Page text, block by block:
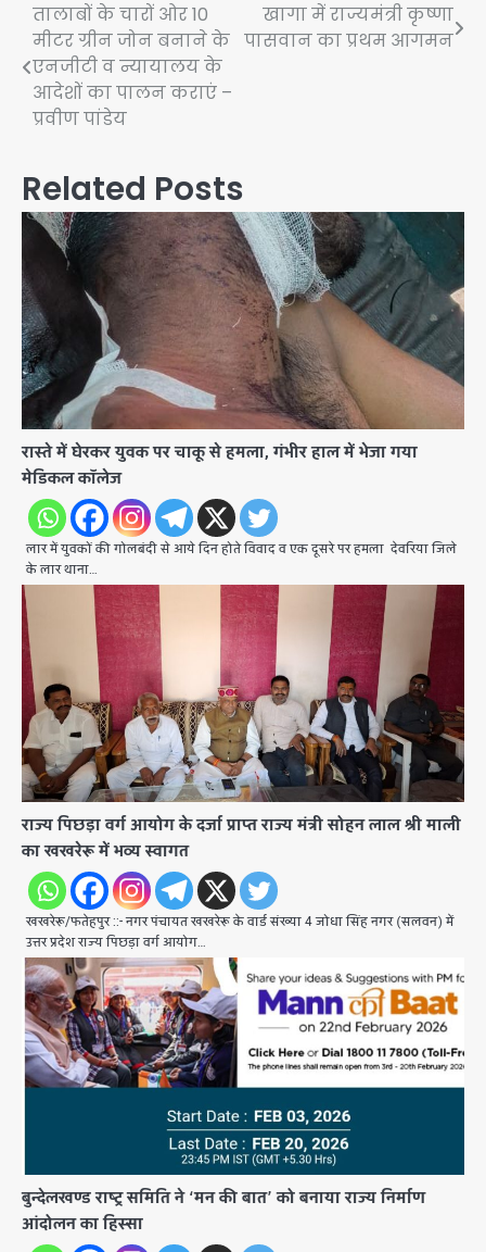
Post
navigation
तालाबों के चारों ओर 10
मीटर ग्रीन जोन बनाने के
एनजीटी व न्यायालय के
आदेशों का पालन कराएं –
प्रवीण पांडेय
खागा में राज्यमंत्री कृष्णा
पासवान का प्रथम आगमन
Related Posts
रास्ते में घेरकर युवक पर चाकू से हमला, गंभीर हाल में भेजा गया
मेडिकल कॉलेज
लार में युवकों की गोलबंदी से आये दिन होते विवाद व एक दूसरे पर हमला देवरिया जिले
के लार थाना…
राज्य पिछड़ा वर्ग आयोग के दर्जा प्राप्त राज्य मंत्री सोहन लाल श्री माली
का खखरेरू में भव्य स्वागत
खखरेरू/फतेहपुर ::- नगर पंचायत खखरेरू के वार्ड संख्या 4 जोधा सिंह नगर (सलवन) में
उत्तर प्रदेश राज्य पिछड़ा वर्ग आयोग…
बुन्देलखण्ड राष्ट्र समिति ने ‘मन की बात’ को बनाया राज्य निर्माण
आंदोलन का हिस्सा